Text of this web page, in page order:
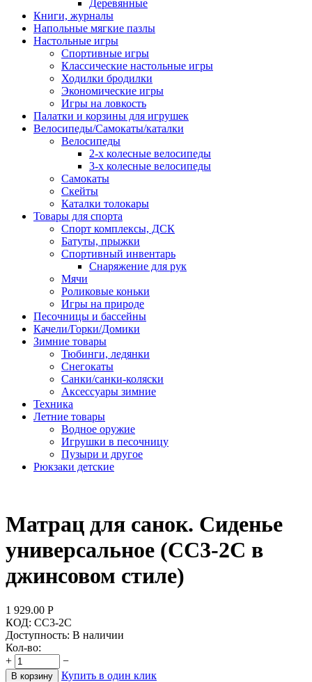
Деревянные
Книги, журналы
Напольные мягкие пазлы
Настольные игры
Спортивные игры
Классические настольные игры
Ходилки бродилки
Экономические игры
Игры на ловкость
Палатки и корзины для игрушек
Велосипеды/Самокаты/каталки
Велосипеды
2-х колесные велосипеды
3-х колесные велосипеды
Самокаты
Скейты
Каталки толокары
Товары для спорта
Спорт комплексы, ДСК
Батуты, прыжки
Спортивный инвентарь
Снаряжение для рук
Мячи
Роликовые коньки
Игры на природе
Песочницы и бассейны
Качели/Горки/Домики
Зимние товары
Тюбинги, ледянки
Снегокаты
Санки/санки-коляски
Аксессуары зимние
Техника
Летние товары
Водное оружие
Игрушки в песочницу
Пузыри и другое
Рюкзаки детские
Матрац для санок. Сиденье
универсальное (СС3-2С в
джинсовом стиле)
1 929.00 Р
КОД: СС3-2С
Доступность: В наличии
Кол-во:
+
−
В корзину Купить в один клик